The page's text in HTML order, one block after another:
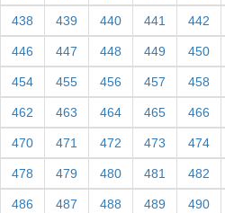
438 439 440 441 442
446 447 448 449 450
454 455 456 457 458
462 463 464 465 466
470 471 472 473 474
478 479 480 481 482
486 487 488 489 490